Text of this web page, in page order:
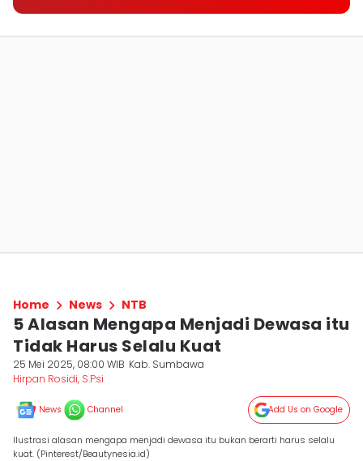
Home News NTB
5 Alasan Mengapa Menjadi Dewasa itu
Tidak Harus Selalu Kuat
25 Mei 2025, 08:00 WIB Kab. Sumbawa
Hirpan Rosidi, S.Psi
News Channel Add Us on Google
Ilustrasi alasan mengapa menjadi dewasa itu bukan berarti harus selalu
kuat. (Pinterest/Beautynesia.id)